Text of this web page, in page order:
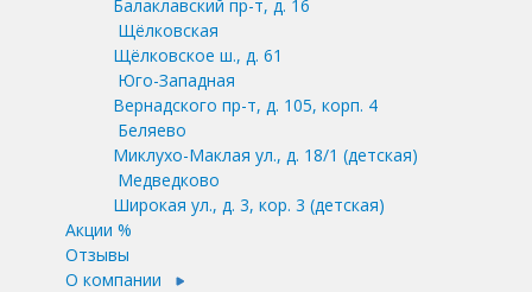
Балаклавский пр-т, д. 16
Щёлковская
Щёлковское ш., д. 61
Юго-Западная
Вернадского пр-т, д. 105, корп. 4
Беляево
Миклухо-Маклая ул., д. 18/1 (детская)
Медведково
Широкая ул., д. 3, кор. 3 (детская)
Акции %
Отзывы
О компании